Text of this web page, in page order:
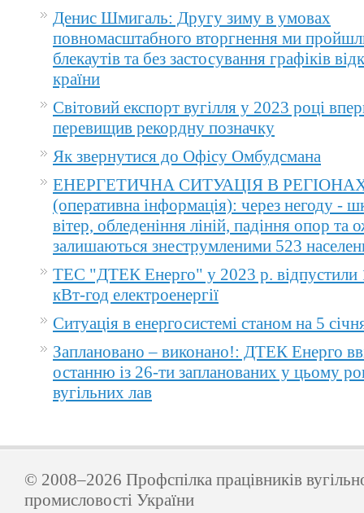
Денис Шмигаль: Другу зиму в умовах
повномасштабного вторгнення ми
блекаутів та без застосування графіків
країни
Світовий експорт вугілля у 2023 році
перевищив рекордну позначку
Як звернутися до Офісу Омбудсмана
ЕНЕРГЕТИЧНА СИТУАЦІЯ В
(оперативна інформація): через негоду -
вітер, обледеніння ліній, падіння опор та
залишаються знеструмленими 523
ТЕС "ДТЕК Енерго" у 2023 р. відпустили
кВт-год електроенергії
Ситуація в енергосистемі станом на 5
Заплановано – виконано!: ДТЕК Енерго
останню із 26-ти запланованих у цьому
вугільних лав
© 2008–2026 Профспілка працівників
промисловості України